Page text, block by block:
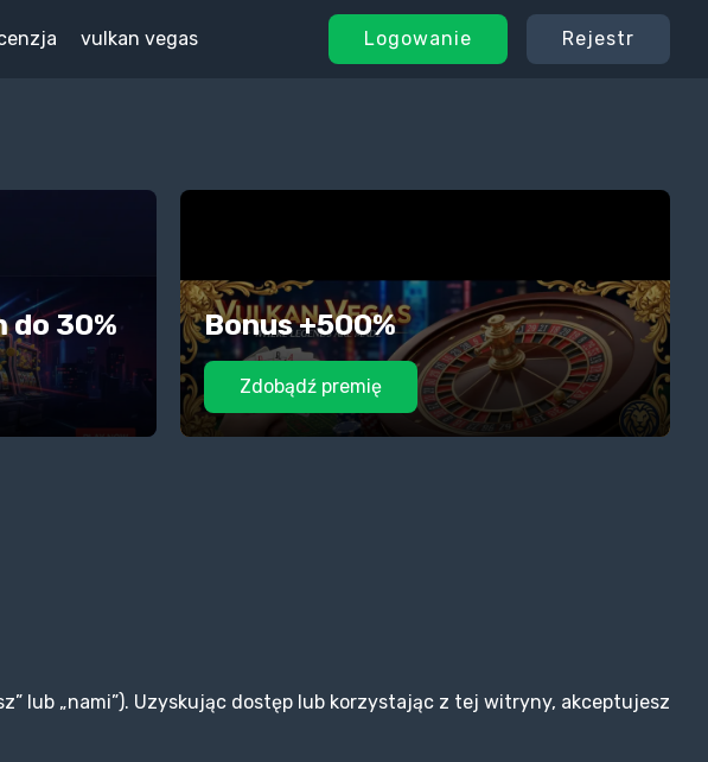
Logowanie Rejestr
vulkan vegas
do 30% Bonus +500%
Zdobądź premię
lub „nami”). Uzyskując dostęp lub korzystając z tej witryny, akceptujesz